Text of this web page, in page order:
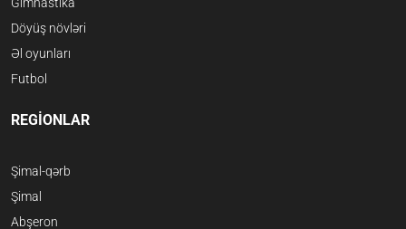
Döyüş növləri
Əl oyunları
Futbol
REGİONLAR
Şimal-qərb
Şimal
Abşeron